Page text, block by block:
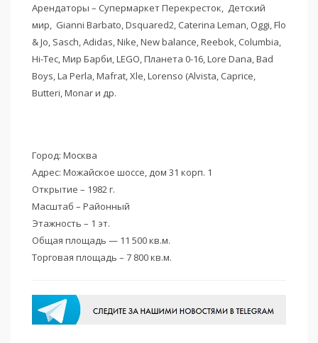
Арендаторы – Супермаркет Перекресток, Детский
мир, Gianni Barbato, Dsquared2, Caterina Leman, Oggi, Flo
& Jo, Sasch, Adidas, Nike, New balance, Reebok, Columbia,
Hi-Tec, Мир Барби, LEGO, Планета 0-16, Lore Dana, Bad
Boys, La Perla, Mafrat, Xle, Lorenso (Alvista, Caprice,
Butteri, Monar и др.
Город: Москва
Адрес: Можайское шоссе, дом 31 корп. 1
Открытие – 1982 г.
Масштаб – Районный
Этажность – 1 эт.
Общая площадь — 11 500 кв.м.
Торговая площадь – 7 800 кв.м.